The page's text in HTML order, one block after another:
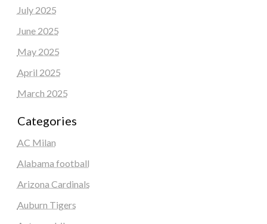
July 2025
June 2025
May 2025
April 2025
March 2025
Categories
AC Milan
Alabama football
Arizona Cardinals
Auburn Tigers